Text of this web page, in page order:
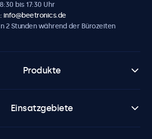
bis 17:30 Uhr
info@beetronics.de
2 Stunden während der Bürozeiten
Produkte
Einsatzgebiete